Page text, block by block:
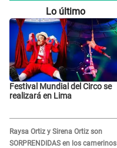
Lo último
Festival Mundial del Circo se
realizará en Lima
Raysa Ortiz y Sirena Ortiz son
SORPRENDIDAS en los camerinos